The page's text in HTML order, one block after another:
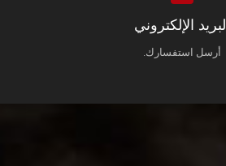
البريد الإلكتروني
أرسل استفسارك.